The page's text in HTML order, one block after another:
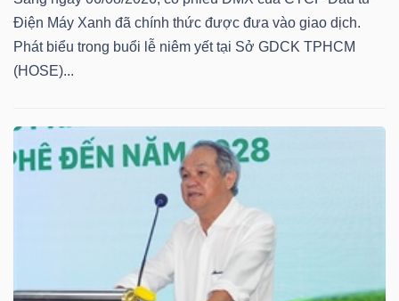
Điện Máy Xanh đã chính thức được đưa vào giao dịch.
Phát biểu trong buổi lễ niêm yết tại Sở GDCK TPHCM
(HOSE)...
XUẤT
DỮ